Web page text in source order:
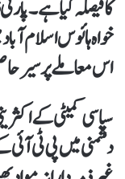
کا فیصلہ کیا ہے۔
خواہ ہائوس اسلام
اس معاملے پر سیر
سیاسی کمیٹی کے
دشمنی میں پی ٹی